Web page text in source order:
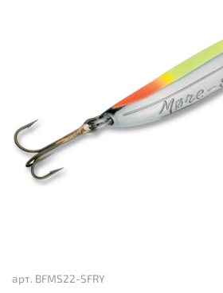
арт. BFMS22-SFRY